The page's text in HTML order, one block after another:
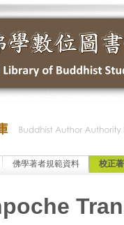
佛學著者規範資料 校正